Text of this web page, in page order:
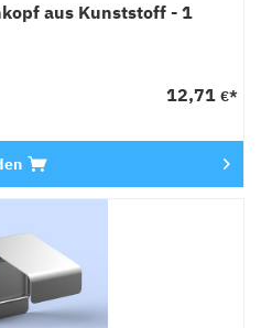
aus Kunststoff - 1
12,71 €*